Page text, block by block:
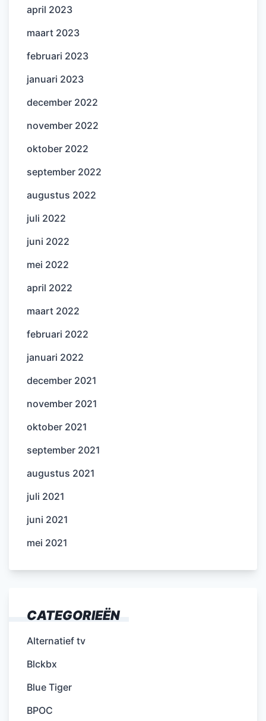
april 2023
maart 2023
februari 2023
januari 2023
december 2022
november 2022
oktober 2022
september 2022
augustus 2022
juli 2022
juni 2022
mei 2022
april 2022
maart 2022
februari 2022
januari 2022
december 2021
november 2021
oktober 2021
september 2021
augustus 2021
juli 2021
juni 2021
mei 2021
CATEGORIEËN
Alternatief tv
Blckbx
Blue Tiger
BPOC